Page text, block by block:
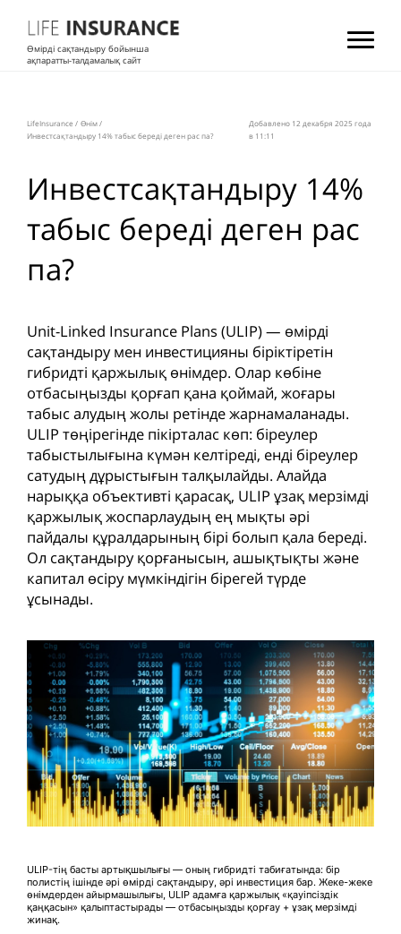
Өмірді сақтандыру бойынша
ақпаратты-талдамалық сайт
LifeInsurance / Өнім/
Инвестсақтандыру 14% табыс береді деген рас па?
Добавлено 12 декабря 2025 года
в 11:11
Инвестсақтандыру 14%
табыс береді деген рас
па?
Unit-Linked Insurance Plans (ULIP) — өмірді
сақтандыру мен инвестицияны біріктіретін
гибридті қаржылық өнімдер. Олар көбіне
отбасыңызды қорғап қана қоймай, жоғары
табыс алудың жолы ретінде жарнамаланады.
ULIP төңірегінде пікірталас көп: біреулер
табыстылығына күмән келтіреді, енді біреулер
сатудың дұрыстығын талқылайды. Алайда
нарыққа объективті қарасақ, ULIP ұзақ мерзімді
қаржылық жоспарлаудың ең мықты әрі
пайдалы құралдарының бірі болып қала береді.
Ол сақтандыру қорғанысын, ашықтықты және
капитал өсіру мүмкіндігін бірегей түрде
ұсынады.
ULIP-тің басты артықшылығы — оның гибридті табиғатында: бір
полистің ішінде әрі өмірді сақтандыру, әрі инвестиция бар. Жеке-жеке
өнімдерден айырмашылығы, ULIP адамға қаржылық «қауіпсіздік
қаңқасын» қалыптастырады — отбасыңызды қорғау + ұзақ мерзімді
жинақ.